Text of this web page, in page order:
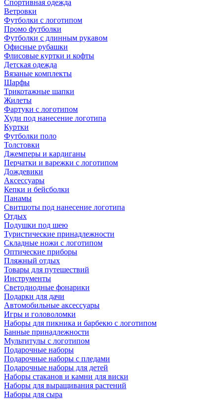
Спортивная одежда
Ветровки
Футболки с логотипом
Промо футболки
Футболки с длинным рукавом
Офисные рубашки
Флисовые куртки и кофты
Детская одежда
Вязаные комплекты
Шарфы
Трикотажные шапки
Жилеты
Фартуки с логотипом
Худи под нанесение логотипа
Куртки
Футболки поло
Толстовки
Джемперы и кардиганы
Перчатки и варежки с логотипом
Дождевики
Аксессуары
Кепки и бейсболки
Панамы
Свитшоты под нанесение логотипа
Отдых
Подушки под шею
Туристические принадлежности
Складные ножи с логотипом
Оптические приборы
Пляжный отдых
Товары для путешествий
Инструменты
Светодиодные фонарики
Подарки для дачи
Автомобильные аксессуары
Игры и головоломки
Наборы для пикника и барбекю с логотипом
Банные принадлежности
Мультитулы с логотипом
Подарочные наборы
Подарочные наборы с пледами
Подарочные наборы для детей
Наборы стаканов и камни для виски
Наборы для выращивания растений
Наборы для сыра